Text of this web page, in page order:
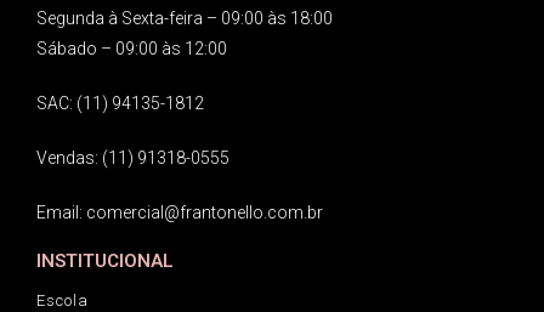
Segunda à Sexta-feira – 09:00 às 18:00
Sábado – 09:00 às 12:00
SAC: (11) 94135-1812
Vendas: (11) 91318-0555
Email: comercial@frantonello.com.br
INSTITUCIONAL
Escola